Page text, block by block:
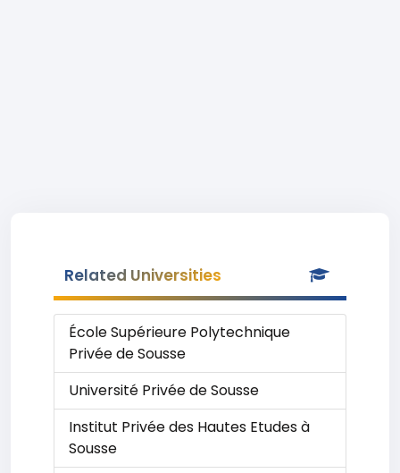
Related Universities
École Supérieure Polytechnique
Privée de Sousse
Université Privée de Sousse
Institut Privée des Hautes Etudes à
Sousse